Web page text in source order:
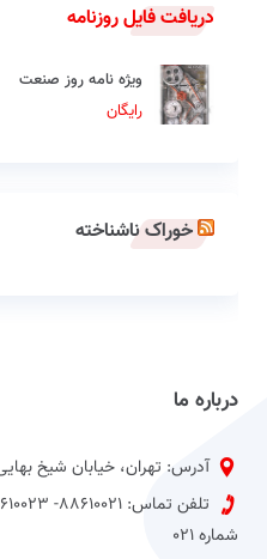
دریافت فایل روزنامه
ویژه نامه روز صنعت
رایگان
خوراک ناشناخته
درباره ما
آدرس: تهران، خیابان شیخ
شماره 021